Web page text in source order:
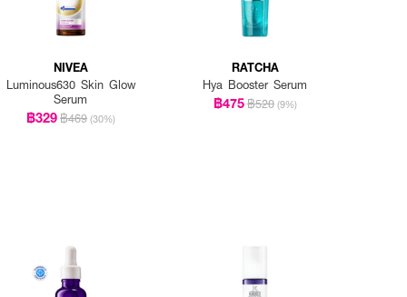
NIVEA
Luminous630 Skin Glow
Serum
฿329฿469 (30%)
RATCHA
Hya Booster Serum
฿475฿520 (9%)